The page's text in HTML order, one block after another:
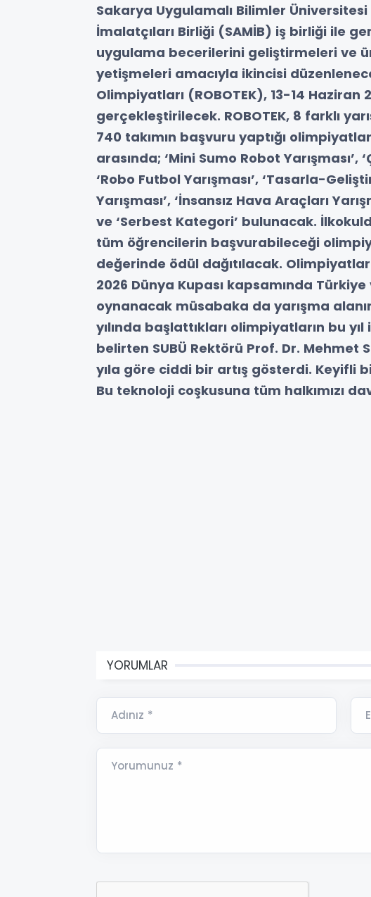
Sakarya Uygulamalı Bilimler
İmalatçıları Birliği (SAMİB) iş birliği ile
uygulama becerilerini geliştirmeleri ve
yetişmeleri amacıyla ikincisi
Olimpiyatları (ROBOTEK), 13-14 Haziran
gerçekleştirilecek. ROBOTEK, 8 farklı
740 takımın başvuru yaptığı
arasında; ‘Mini Sumo Robot Yarışması’,
‘Robo Futbol Yarışması’, ‘Tasarla-
Yarışması’, ‘İnsansız Hava Araçları
ve ‘Serbest Kategori’ bulunacak.
tüm öğrencilerin başvurabileceği
değerinde ödül dağıtılacak.
2026 Dünya Kupası kapsamında
oynanacak müsabaka da yarışma
yılında başlattıkları olimpiyatların bu
belirten SUBÜ Rektörü Prof. Dr. Mehmet
yıla göre ciddi bir artış gösterdi. Keyifli
Bu teknoloji coşkusuna tüm halkımızı
YORUMLAR
Adınız *
Yorumunuz *